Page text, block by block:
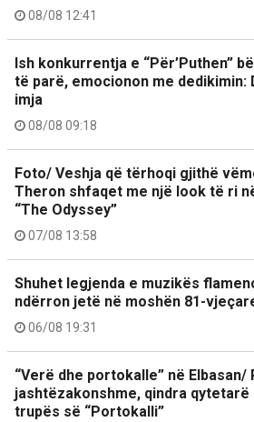
08/08 12:41
Ish konkurrentja e “Për’Puthen”
të parë, emocionon me dedikimin:
imja
08/08 09:18
Foto/ Veshja që tërhoqi gjithë
Theron shfaqet me një look të ri
“The Odyssey”
07/08 13:58
Shuhet legjenda e muzikës
ndërron jetë në moshën 81-
06/08 19:31
“Verë dhe portokalle” në
jashtëzakonshme, qindra qytetarë
trupës së “Portokalli”